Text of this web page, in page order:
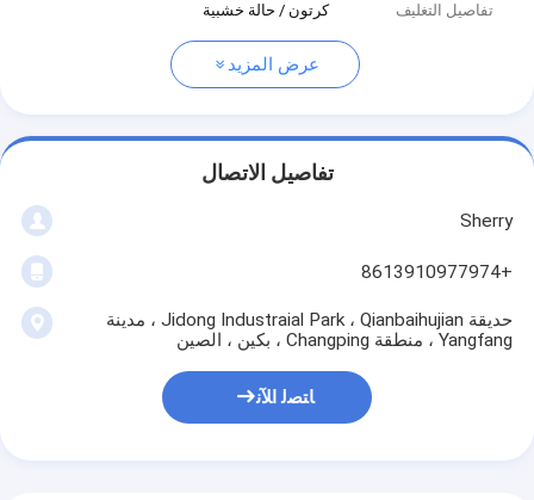
تفاصيل التغليف
كرتون / حالة خشبية
عرض المزيد
تفاصيل الاتصال
Sherry
+8613910977974
حديقة Jidong Industraial Park ، Qianbaihujian ، مدينة
Yangfang ، منطقة Changping ، بكين ، الصين
ﺎﺘﺼﻟ ﺍﻶﻧ